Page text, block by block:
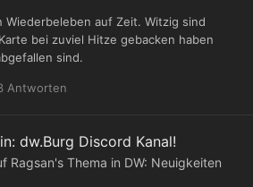
Wiederbeleben auf Zeit. Witzig sind
bei zuviel Hitze gebacken haben
sind.
Antworten
dw.Burg Discord Kanal!
Ragsan's Thema in DW: Neuigkeiten